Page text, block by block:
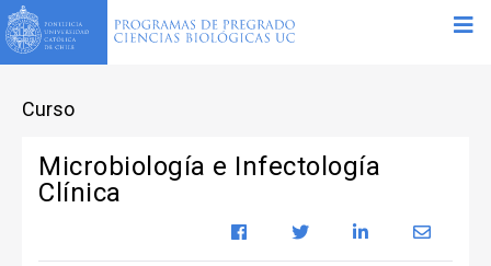
Curso
Microbiología e Infectología
Clínica